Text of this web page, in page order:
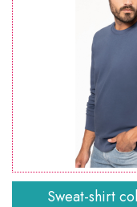
Sweat-shirt